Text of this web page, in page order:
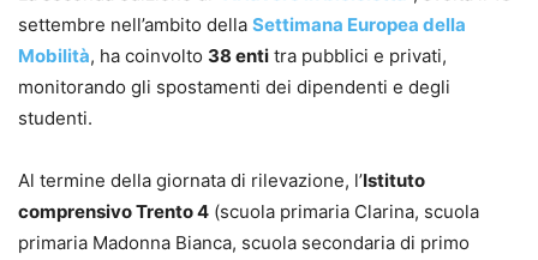
settembre nell’ambito della Settimana Europea della
Mobilità, ha coinvolto 38 enti tra pubblici e privati,
monitorando gli spostamenti dei dipendenti e degli
studenti.
Al termine della giornata di rilevazione, l’Istituto
comprensivo Trento 4 (scuola primaria Clarina, scuola
primaria Madonna Bianca, scuola secondaria di primo